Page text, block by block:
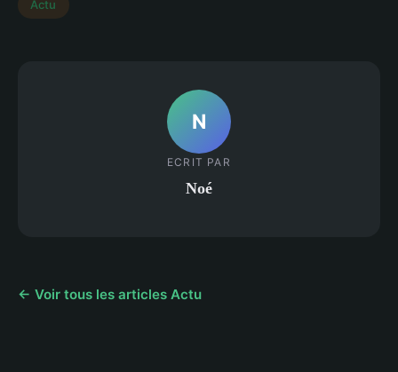
Actu
N
ECRIT PAR
Noé
← Voir tous les articles Actu